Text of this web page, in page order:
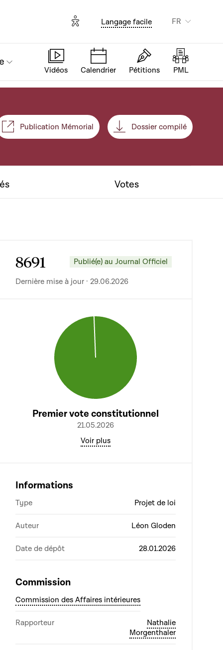
Options d'accessibilité
Langage facile FR
Vidéos Calendrier Pétitions PML
Publication Mémorial Dossier compilé
Votes
8691 Publié(e) au Journal Officiel
Dernière mise à jour · 29.06.2026
Premier vote constitutionnel
21.05.2026
Voir plus
Informations
Type Projet de loi
Auteur Léon Gloden
Date de dépôt 28.01.2026
Commission
Commission des Affaires intérieures
Rapporteur
Nathalie
Morgenthaler